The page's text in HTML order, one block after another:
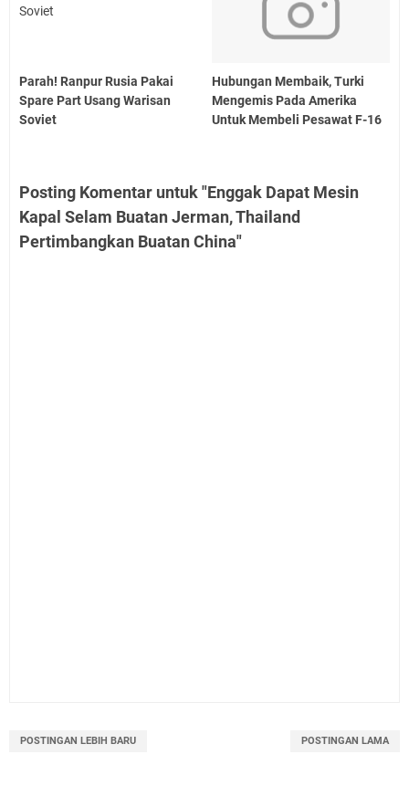
Parah! Ranpur Rusia Pakai
Spare Part Usang Warisan
Soviet
Hubungan Membaik, Turki
Mengemis Pada Amerika
Untuk Membeli Pesawat F-16
Posting Komentar untuk "Enggak Dapat Mesin
Kapal Selam Buatan Jerman, Thailand
Pertimbangkan Buatan China"
POSTINGAN LEBIH BARU POSTINGAN LAMA